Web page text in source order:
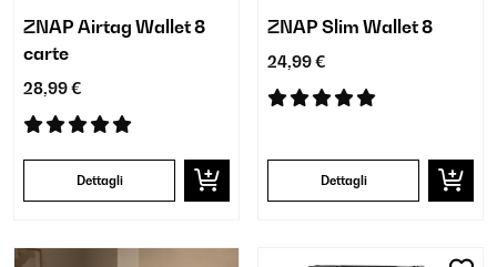
ZNAP Airtag Wallet 8
carte
28,99 €
Dettagli
ZNAP Slim Wallet 8
24,99 €
Dettagli